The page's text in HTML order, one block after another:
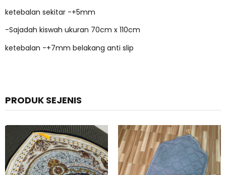
ketebalan sekitar -+5mm
-Sajadah kiswah ukuran 70cm x 110cm
ketebalan -+7mm belakang anti slip
PRODUK SEJENIS